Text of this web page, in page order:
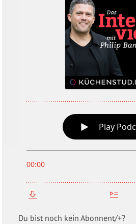
Du bist noch kein Abonnent/+?